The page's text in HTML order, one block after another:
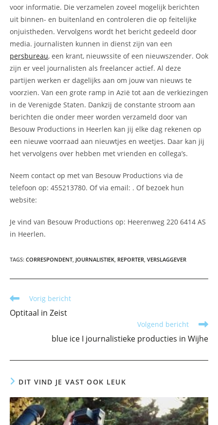
voor informatie. Die verzamelen zoveel mogelijk berichten
uit binnen- en buitenland en controleren die op feitelijke
onjuistheden. Vervolgens wordt het bericht gedeeld door
media. journalisten kunnen in dienst zijn van een
persbureau, een krant, nieuwssite of een nieuwszender. Ook
zijn er veel journalisten als freelancer actief. Al deze
partijen werken er dagelijks aan om jouw van nieuws te
voorzien. Van een grote ramp in Azië tot aan de verkiezingen
in de Verenigde Staten. Dankzij de constante stroom aan
berichten die onder meer worden verzameld door van
Besouw Productions in Heerlen kan jij elke dag rekenen op
een nieuwe voorraad aan nieuwtjes en weetjes. Daar kan jij
het vervolgens over hebben met vrienden en collega’s.
Neem contact op met van Besouw Productions via de
telefoon op: 455213780. Of via email: . Of bezoek hun
website:
Je vind van Besouw Productions op: Heerenweg 220 6414 AS
in Heerlen.
TAGS: CORRESPONDENT JOURNALISTIEK REPORTER VERSLAGGEVER
Lees
artikelen
Vorig bericht
Optitaal in Zeist
Volgend bericht
blue ice I journalistieke producties in Wijhe
DIT VIND JE VAST OOK LEUK